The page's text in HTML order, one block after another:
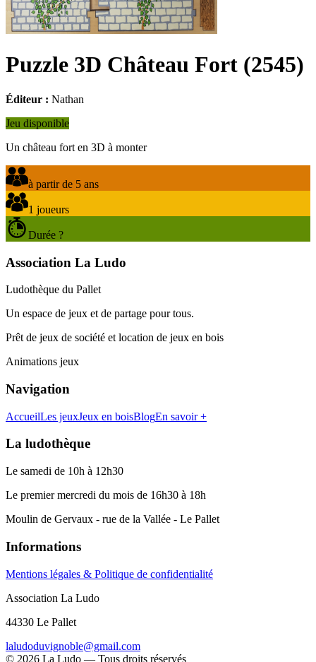
Puzzle 3D Château Fort (2545)
Éditeur : Nathan
Jeu disponible
Un château fort en 3D à monter
à partir de 5 ans
1 joueurs
Durée ?
Association La Ludo
Ludothèque du Pallet
Un espace de jeux et de partage pour tous.
Prêt de jeux de société et location de jeux en bois
Animations jeux
Navigation
AccueilLes jeuxJeux en boisBlogEn savoir +
La ludothèque
Le samedi de 10h à 12h30
Le premier mercredi du mois de 16h30 à 18h
Moulin de Gervaux - rue de la Vallée - Le Pallet
Informations
Mentions légales & Politique de confidentialité
Association La Ludo
44330 Le Pallet
laludoduvignoble@gmail.com
© 2026 La Ludo — Tous droits réservés